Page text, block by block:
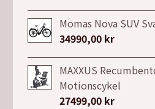
Momas Nova SUV
34990,00 kr
MAXXUS
Motionscykel
27499,00 kr